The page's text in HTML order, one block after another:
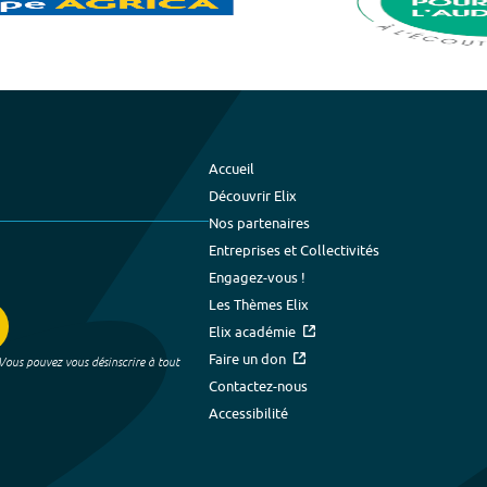
pouvez vous désinscrire à tout
Accueil
Découvrir Elix
Nos partenaires
Entreprises et Collectivités
Engagez-vous !
Les Thèmes Elix
Elix académie
Faire un don
Contactez-nous
Accessibilité